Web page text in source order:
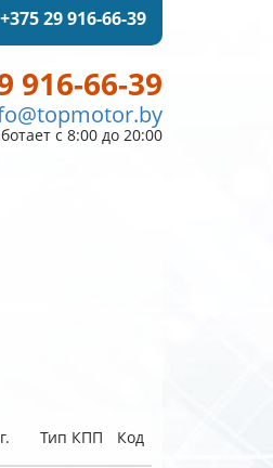
+375 29 916-66-39
916-66-39
с 8:00 до 20:00
Тип КПП Код